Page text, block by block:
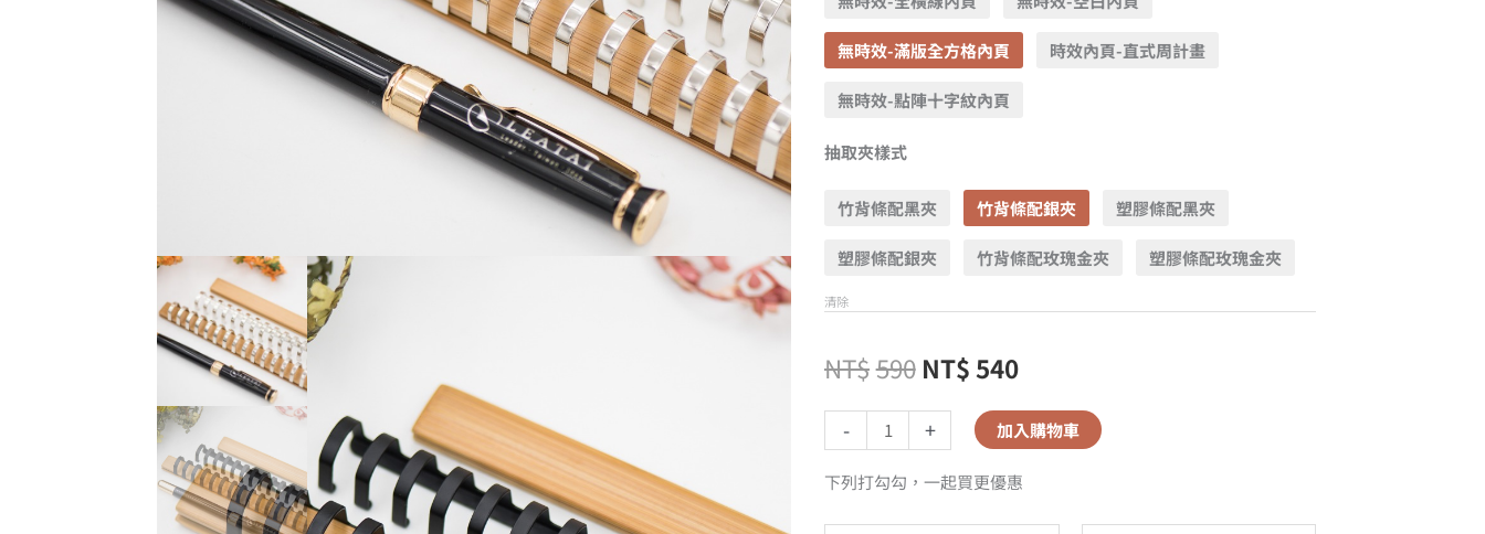
無時效-滿版全方格內頁 時效內頁-直式周計畫
無時效-點陣十字紋內頁
抽取夾樣式
竹背條配黑夾 竹背條配銀夾 塑膠條配黑夾
塑膠條配銀夾 竹背條配玫瑰金夾 塑膠條配玫瑰金夾
清除
NT$590 NT$ 540
- + 加入購物車
下列打勾勾，一起買更優惠